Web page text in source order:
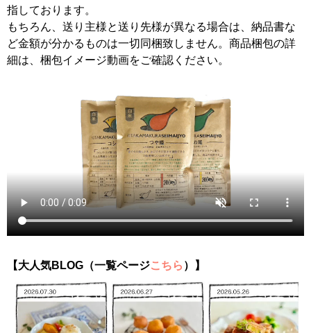
指しております。
もちろん、送り主様と送り先様が異なる場合は、納品書な
ど金額が分かるものは一切同梱致しません。商品梱包の詳
細は、梱包イメージ動画をご確認ください。
【大人気BLOG（一覧ページこちら ）】